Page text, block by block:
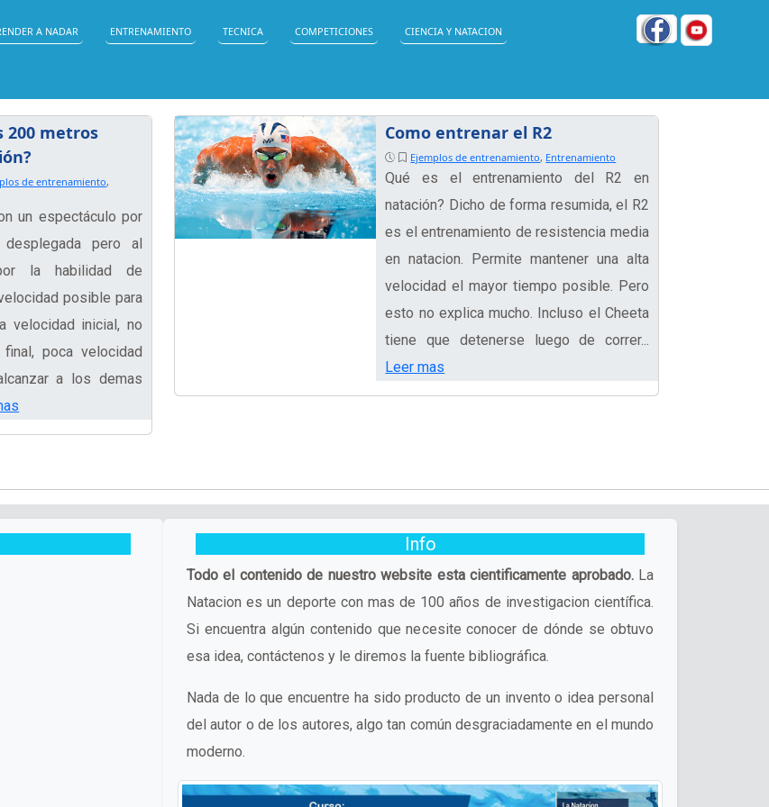
A NADAR ENTRENAMIENTO TECNICA COMPETICIONES CIENCIA Y NATACION
200 metros
de entrenamiento,
un espectáculo por
pero al
la habilidad de
posible para
velocidad inicial, no
poca velocidad
a los demas
Como entrenar el R2
Ejemplos de entrenamiento, Entrenamiento
Qué es el entrenamiento del R2 en
natación? Dicho de forma resumida, el R2
es el entrenamiento de resistencia media
en natacion. Permite mantener una alta
velocidad el mayor tiempo posible. Pero
esto no explica mucho. Incluso el Cheeta
tiene que detenerse luego de correr...
Leer mas
Info
Todo el contenido de nuestro website esta cientificamente aprobado.La
Natacion es un deporte con mas de 100 años de investigacion científica.
Si encuentra algún contenido que necesite conocer de dónde se obtuvo
esa idea, contáctenos y le diremos la fuente bibliográfica.
Nada de lo que encuentre ha sido producto de un invento o idea personal
del autor o de los autores, algo tan común desgraciadamente en el mundo
moderno.